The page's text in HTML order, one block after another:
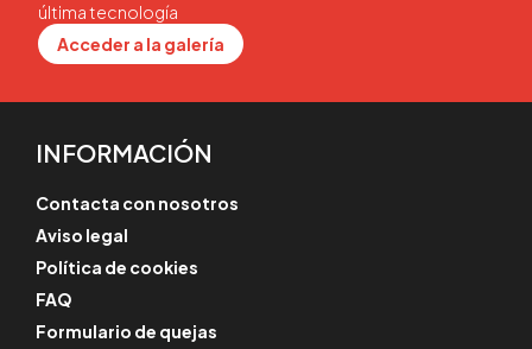
última tecnología
Acceder a la galería
INFORMACIÓN
Contacta con nosotros
Aviso legal
Política de cookies
FAQ
Formulario de quejas